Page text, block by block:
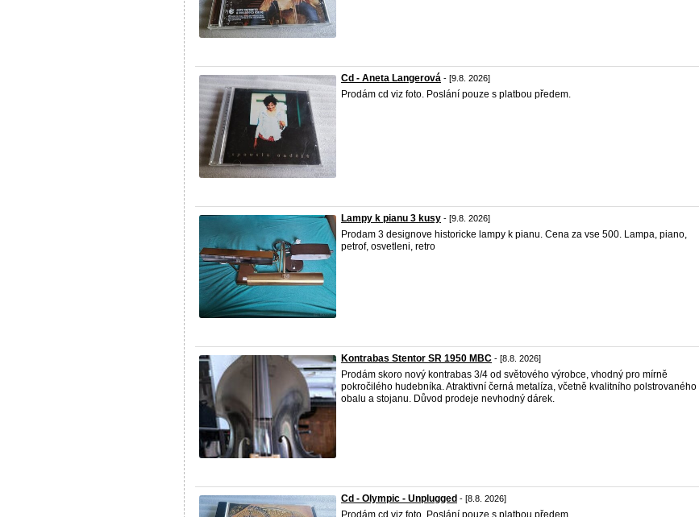
Cd - Aneta Langerová - [9.8. 2026]
Prodám cd viz foto. Poslání pouze s platbou předem.
Lampy k pianu 3 kusy - [9.8. 2026]
Prodam 3 designove historicke lampy k pianu. Cena za vse 500. Lampa, piano,
petrof, osvetleni, retro
Kontrabas Stentor SR 1950 MBC - [8.8. 2026]
Prodám skoro nový kontrabas 3/4 od světového výrobce, vhodný pro mírně
pokročilého hudebníka. Atraktivní černá metalíza, včetně kvalitního polstrovaného
obalu a stojanu. Důvod prodeje nevhodný dárek.
Cd - Olympic - Unplugged - [8.8. 2026]
Prodám cd viz foto. Poslání pouze s platbou předem.